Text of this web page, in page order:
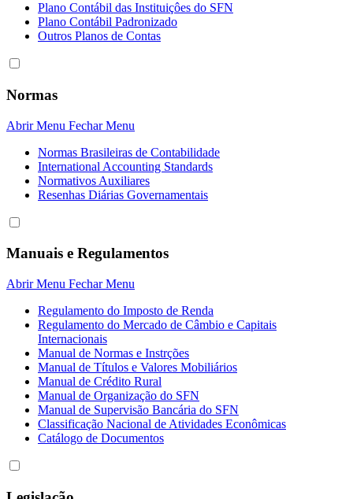
Plano Contábil das Instituiçôes do SFN
Plano Contábil Padronizado
Outros Planos de Contas
Normas
Abrir Menu Fechar Menu
Normas Brasileiras de Contabilidade
International Accounting Standards
Normativos Auxiliares
Resenhas Diárias Governamentais
Manuais e Regulamentos
Abrir Menu Fechar Menu
Regulamento do Imposto de Renda
Regulamento do Mercado de Câmbio e Capitais
Internacionais
Manual de Normas e Instrções
Manual de Títulos e Valores Mobiliários
Manual de Crédito Rural
Manual de Organização do SFN
Manual de Supervisão Bancária do SFN
Classificação Nacional de Atividades Econômicas
Catálogo de Documentos